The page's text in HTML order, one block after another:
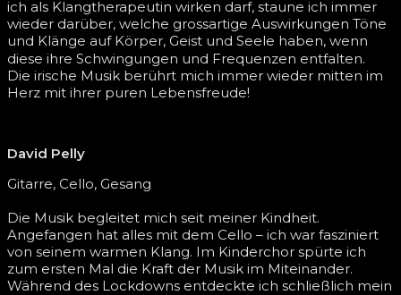
ich als Klangtherapeutin wirken darf, staune ich immer
wieder darüber, welche grossartige Auswirkungen Töne
und Klänge auf Körper, Geist und Seele haben, wenn
diese ihre Schwingungen und Frequenzen entfalten.
Die irische Musik berührt mich immer wieder mitten im
Herz mit ihrer puren Lebensfreude!
David Pelly
Gitarre, Cello, Gesang
Die Musik begleitet mich seit meiner Kindheit.
Angefangen hat alles mit dem Cello – ich war fasziniert
von seinem warmen Klang. Im Kinderchor spürte ich
zum ersten Mal die Kraft der Musik im Miteinander.
Während des Lockdowns entdeckte ich schließlich mein